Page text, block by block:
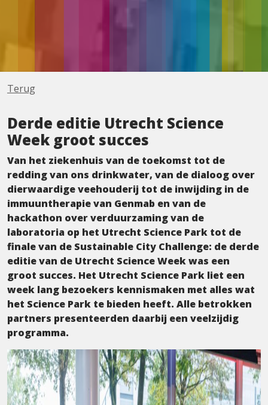
Terug
Derde editie Utrecht Science
Week groot succes
Van het ziekenhuis van de toekomst tot de
redding van ons drinkwater, van de dialoog over
dierwaardige veehouderij tot de inwijding in de
immuuntherapie van Genmab en van de
hackathon over verduurzaming van de
laboratoria op het Utrecht Science Park tot de
finale van de Sustainable City Challenge: de derde
editie van de Utrecht Science Week was een
groot succes. Het Utrecht Science Park liet een
week lang bezoekers kennismaken met alles wat
het Science Park te bieden heeft. Alle betrokken
partners presenteerden daarbij een veelzijdig
programma.